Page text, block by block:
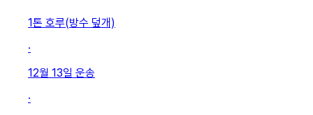
1톤 호루(방수 덮개)
·
12월 13일 운송
·